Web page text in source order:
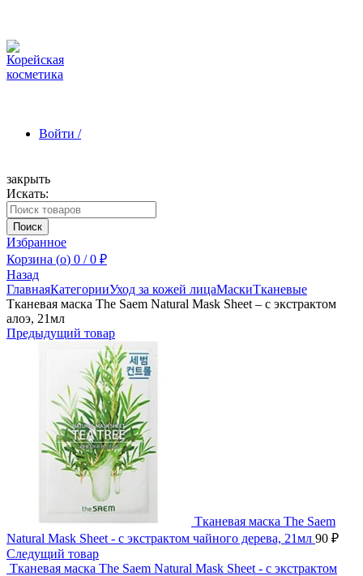
Войти /
Зарегистрироваться
закрыть
Искать:
Поиск
Избранное
Корзина (o) 0 / 0 ₽
Назад
ГлавнаяКатегорииУход за кожей лицаМаскиТканевые
Тканевая маска The Saem Natural Mask Sheet – с экстрактом
алоэ, 21мл
Предыдущий товар
Тканевая маска The Saem
Natural Mask Sheet - с экстрактом чайного дерева, 21мл 90 ₽
Следущий товар
Тканевая маска The Saem Natural Mask Sheet - с экстрактом